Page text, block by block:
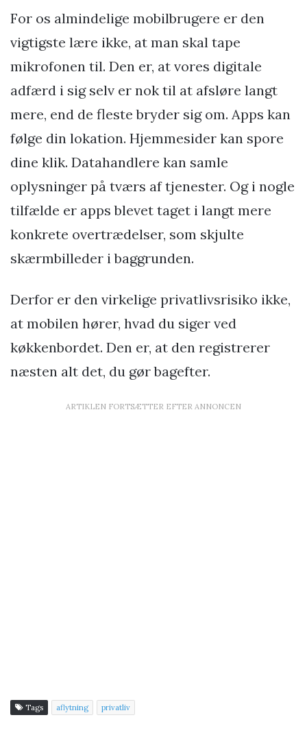
For os almindelige mobilbrugere er den
vigtigste lære ikke, at man skal tape
mikrofonen til. Den er, at vores digitale
adfærd i sig selv er nok til at afsløre langt
mere, end de fleste bryder sig om. Apps kan
følge din lokation. Hjemmesider kan spore
dine klik. Datahandlere kan samle
oplysninger på tværs af tjenester. Og i nogle
tilfælde er apps blevet taget i langt mere
konkrete overtrædelser, som skjulte
skærmbilleder i baggrunden.
Derfor er den virkelige privatlivsrisiko ikke,
at mobilen hører, hvad du siger ved
køkkenbordet. Den er, at den registrerer
næsten alt det, du gør bagefter.
ARTIKLEN FORTSÆTTER EFTER ANNONCEN
Tags aflytning privatliv